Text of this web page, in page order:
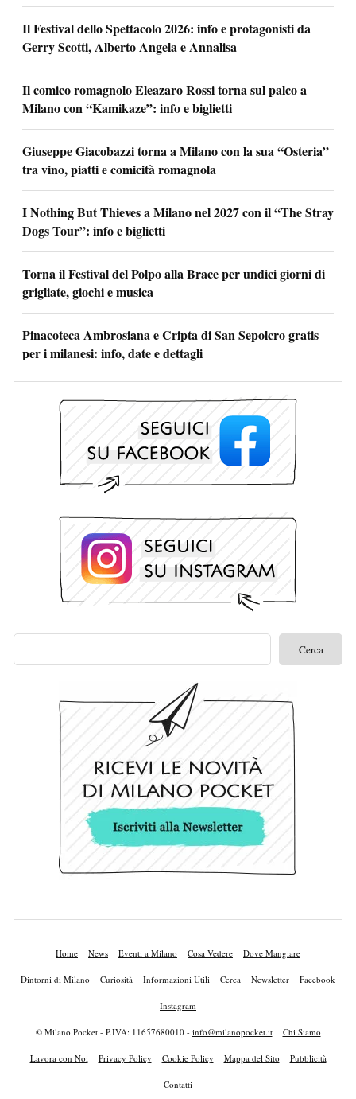
Il Festival dello Spettacolo 2026: info e protagonisti da
Gerry Scotti, Alberto Angela e Annalisa
Il comico romagnolo Eleazaro Rossi torna sul palco a
Milano con “Kamikaze”: info e biglietti
Giuseppe Giacobazzi torna a Milano con la sua “Osteria”
tra vino, piatti e comicità romagnola
I Nothing But Thieves a Milano nel 2027 con il “The Stray
Dogs Tour”: info e biglietti
Torna il Festival del Polpo alla Brace per undici giorni di
grigliate, giochi e musica
Pinacoteca Ambrosiana e Cripta di San Sepolcro gratis
per i milanesi: info, date e dettagli
Home News Eventi a Milano Cosa Vedere Dove Mangiare
Dintorni di Milano Curiosità Informazioni Utili Cerca Newsletter Facebook
Instagram
© Milano Pocket - P.IVA: 11657680010 - info@milanopocket.it Chi Siamo
Lavora con Noi Privacy Policy Cookie Policy Mappa del Sito Pubblicità
Contatti